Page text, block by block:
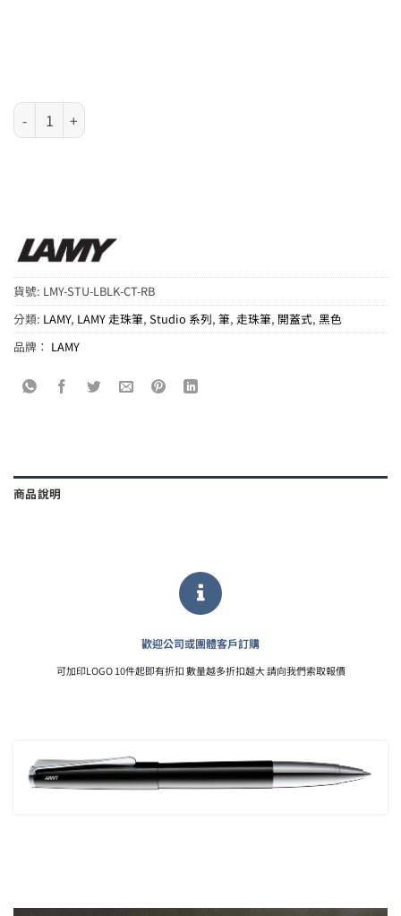
LAMY Studio 系列 - 亮黑銀夾走珠筆 (4032682) 數量
貨號: LMY-STU-LBLK-CT-RB
分類: LAMY, LAMY 走珠筆, Studio 系列, 筆, 走珠筆, 開蓋式, 黑色
品牌： LAMY
商品說明
歡迎公司或團體客戶訂購
可加印LOGO 10件起即有折扣 數量越多折扣越大 請向我們索取報價